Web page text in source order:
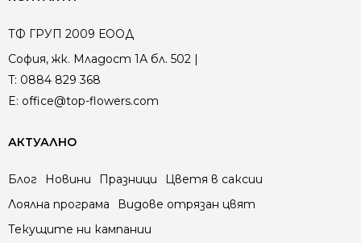
ТФ ГРУП 2009 ЕООД
София, жк. Младост 1А бл. 502 |
T: 0884 829 368
E: office@top-flowers.com
АКТУАЛНО
Блог Новини Празници
Цветя в саксии
Лоялна програма
Видове отрязан цвят
Текущите ни кампании